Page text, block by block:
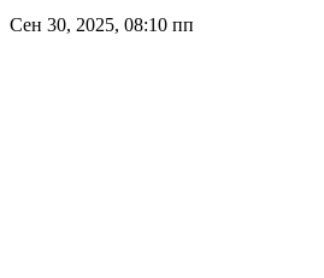
Сен 30, 2025, 08:10 пп